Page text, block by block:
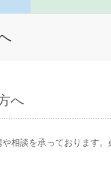
へ
相談を承っております。